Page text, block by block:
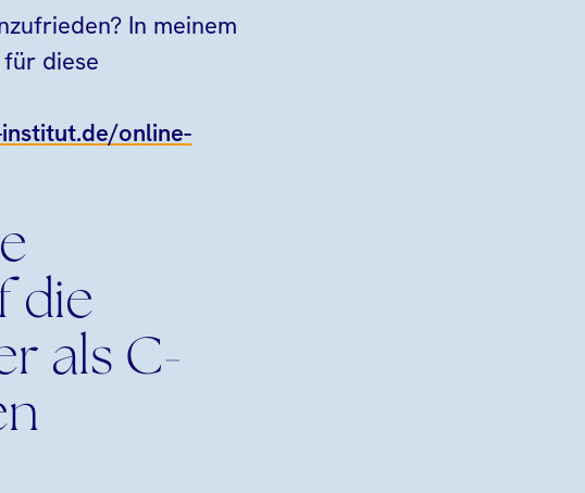
In meinem
diese
online-
die
als C-